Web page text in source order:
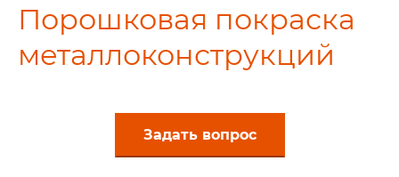
Порошковая покраска
металлоконструкций
Задать вопрос